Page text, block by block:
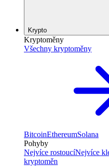
Krypto
Kryptoměny
Všechny kryptoměny
BitcoinEthereumSolana
Pohyby
Nejvíce rostoucíNejvíce
kryptoměn